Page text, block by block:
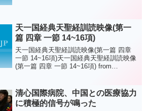
天一国経典天聖経訓読映像(第一
篇 四章 一節 14~16項)
天一国経典天聖経訓読映像(第一篇 四章
一節 14~16項)天一国経典天聖経訓読映像
(第一篇 四章 一節 14~16項) from
清心国際病院、中国との医療協力
に積極的信号が鳴った